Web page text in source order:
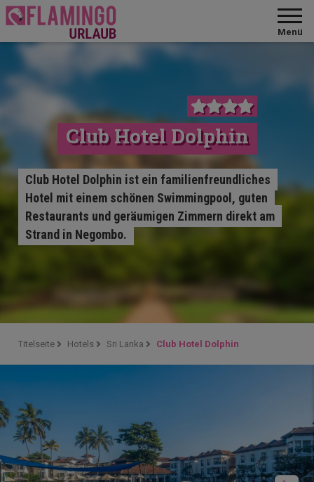
Menü
Club Hotel Dolphin
Club Hotel Dolphin ist ein familienfreundliches
Hotel mit einem schönen Swimmingpool, guten
Restaurants und geräumigen Zimmern direkt am
Strand in Negombo.
Titelseite Hotels Sri Lanka Club Hotel Dolphin